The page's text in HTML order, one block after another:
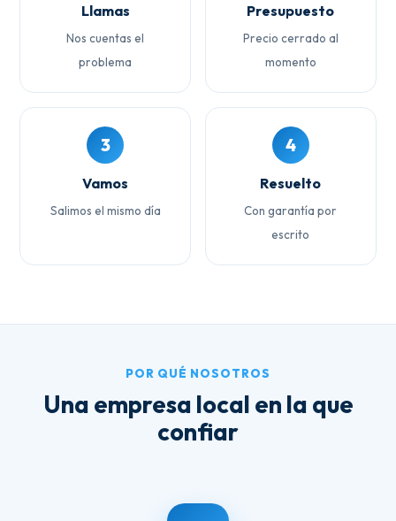
Llamas
Nos cuentas el
problema
Presupuesto
Precio cerrado al
momento
3
Vamos
Salimos el mismo día
4
Resuelto
Con garantía por
escrito
POR QUÉ NOSOTROS
Una empresa local en la que
confiar